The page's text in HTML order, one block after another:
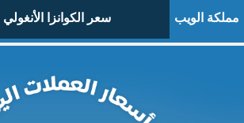
مملكة الويب سعر الكوانزا الأنغولي